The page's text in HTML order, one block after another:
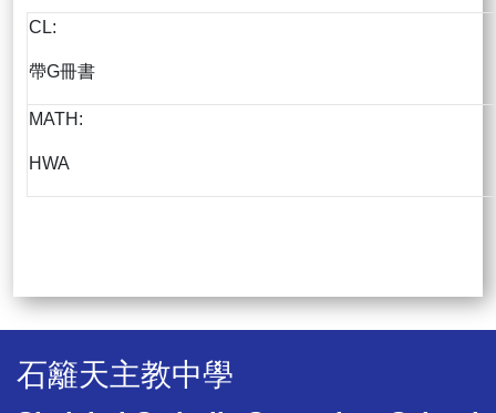
CL:
帶G冊書
MATH:
HWA
石籬天主教中學